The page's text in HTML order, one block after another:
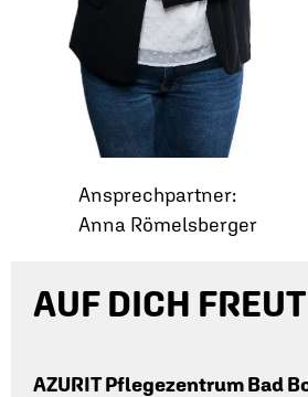
Ansprechpartner:
Anna Römelsberger
AUF DICH
AZURIT Pflegezentrum Bad